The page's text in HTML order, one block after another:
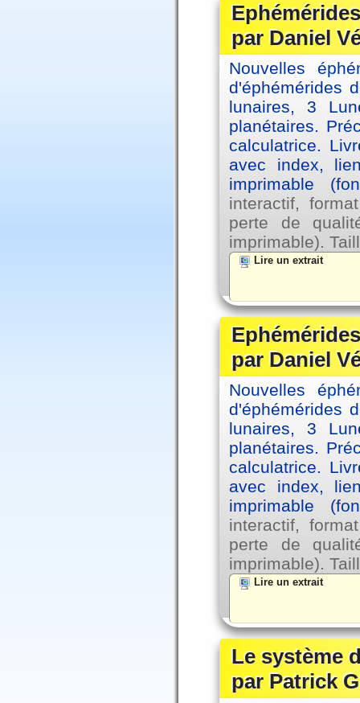
par Daniel
Nouvelles
d'éphémérides
lunaires, 3
planétaires.
calculatrice.
avec index,
imprimable
interactif,
perte de
imprimable).
Lire un extrait
par Daniel
Nouvelles
d'éphémérides
lunaires, 3
planétaires.
calculatrice.
avec index,
imprimable
interactif,
perte de
imprimable).
Lire un extrait
Le système
par Patrick